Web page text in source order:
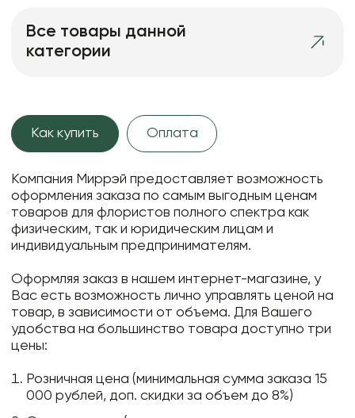
Все товары данной
категории
Как купить Оплата
Компания Миррэй предоставляет возможность
оформления заказа по самым выгодным ценам
товаров для флористов полного спектра как
физическим, так и юридическим лицам и
индивидуальным предпринимателям.
Оформляя заказ в нашем интернет-магазине, у
Вас есть возможность лично управлять ценой на
товар, в зависимости от объема. Для Вашего
удобства на большинство товара доступно три
цены:
Розничная цена (минимальная сумма заказа 15
000 рублей, доп. скидки за объем до 8%)